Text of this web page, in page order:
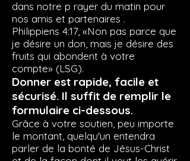
dans notre p rayer du matin pour
nos amis et partenaires .
Philippiens 4:17, «Non pas parce que
je désire un don, mais je désire des
fruits qui abondent à votre
compte» (LSG).
Donner est rapide, facile et
sécurisé. Il suffit de remplir le
formulaire ci-dessous.
Grâce à votre soutien, peu importe
le montant, quelqu'un entendra
parler de la bonté de Jésus-Christ